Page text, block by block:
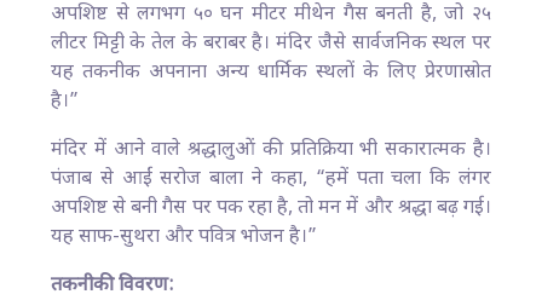
अपशिष्ट से लगभग ५० घन मीटर मीथेन गैस बनती है, जो २५
लीटर मिट्टी के तेल के बराबर है। मंदिर जैसे सार्वजनिक स्थल पर
यह तकनीक अपनाना अन्य धार्मिक स्थलों के लिए प्रेरणास्रोत
है।”
मंदिर में आने वाले श्रद्धालुओं की प्रतिक्रिया भी सकारात्मक है।
पंजाब से आईं सरोज बाला ने कहा, “हमें पता चला कि लंगर
अपशिष्ट से बनी गैस पर पक रहा है, तो मन में और श्रद्धा बढ़ गई।
यह साफ-सुथरा और पवित्र भोजन है।”
तकनीकी विवरण: